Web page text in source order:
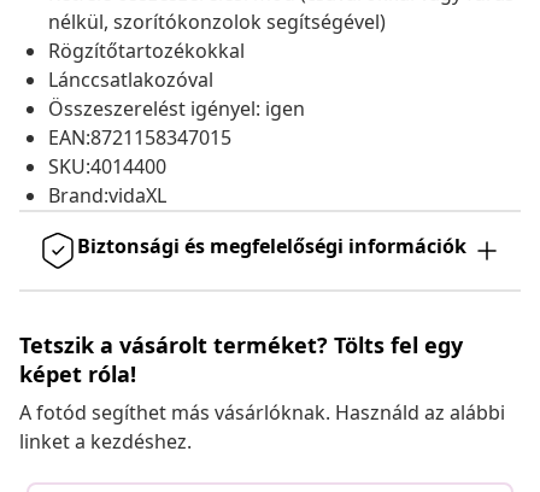
nélkül, szorítókonzolok segítségével)
Rögzítőtartozékokkal
Lánccsatlakozóval
Összeszerelést igényel: igen
EAN:8721158347015
SKU:4014400
Brand:vidaXL
Biztonsági és megfelelőségi információk
Tetszik a vásárolt terméket? Tölts fel egy
képet róla!
A fotód segíthet más vásárlóknak. Használd az alábbi
linket a kezdéshez.